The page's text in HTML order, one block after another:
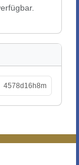
4578d16h8m